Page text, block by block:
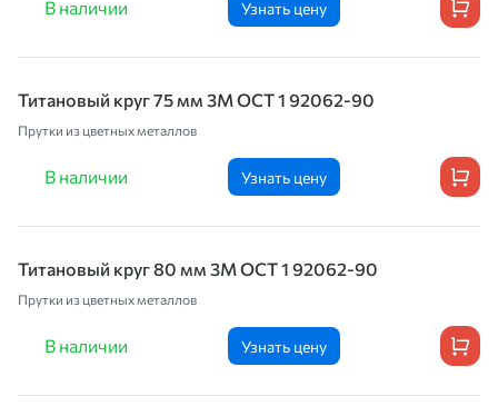
В наличии Узнать цену
Титановый круг 75 мм 3М OCT 1 92062-90
Прутки из цветных металлов
В наличии Узнать цену
Титановый круг 80 мм 3М OCT 1 92062-90
Прутки из цветных металлов
В наличии Узнать цену